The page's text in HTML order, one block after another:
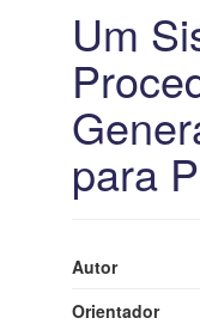
Um
para
Autor
Orientador